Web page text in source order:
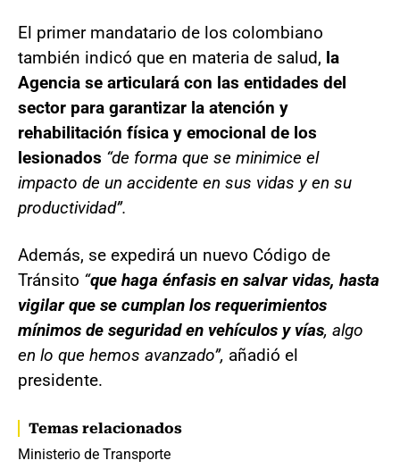
El primer mandatario de los colombiano
también indicó que en materia de salud, la
Agencia se articulará con las entidades del
sector para garantizar la atención y
rehabilitación física y emocional de los
lesionados “de forma que se minimice el
impacto de un accidente en sus vidas y en su
productividad”.
Además, se expedirá un nuevo Código de
Tránsito “que haga énfasis en salvar vidas, hasta
vigilar que se cumplan los requerimientos
mínimos de seguridad en vehículos y vías, algo
en lo que hemos avanzado”, añadió el
presidente.
Temas relacionados
Ministerio de Transporte